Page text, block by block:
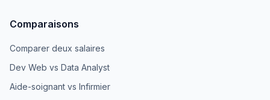
Comparaisons
Comparer deux salaires
Dev Web vs Data Analyst
Aide-soignant vs Infirmier